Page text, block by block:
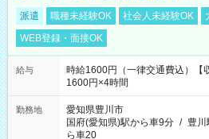
派遣 職種未経験OK 社会人未経験OK
WEB登録・面接OK
給与
時給1600円（一律交通費込）
1600円×4時間
勤務地
愛知県豊川市
国府(愛知県)駅から車9分 / 豊
ら車20